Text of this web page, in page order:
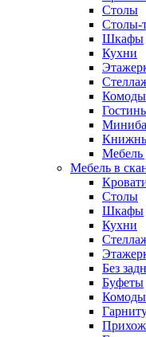
Столы
Столы-
Шкафы
Кухни
Комоды
Мебель
Мебель в
Столы
Шкафы
Кухни
Без
Буфеты
Комоды